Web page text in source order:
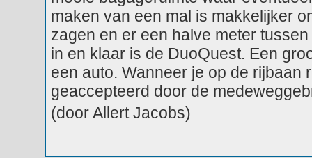
maken van een mal is makkelijker
zagen en er een halve meter
in en klaar is de DuoQuest. Een
een auto. Wanneer je op de rijbaan
geaccepteerd door de
(door Allert Jacobs)